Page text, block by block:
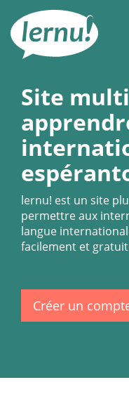
contenu
Site
lernu! est un site
permettre aux
langue
facilement et
Créer un